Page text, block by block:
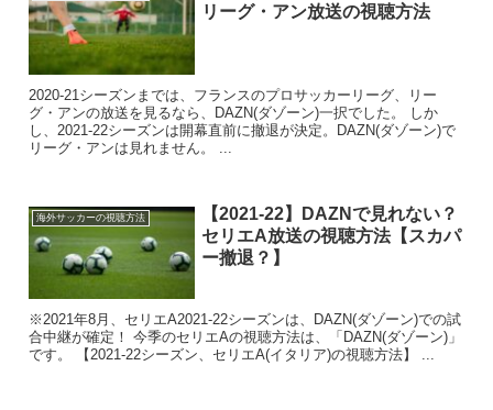
リーグ・アン放送の視聴方法
2020-21シーズンまでは、フランスのプロサッカーリーグ、リー
グ・アンの放送を見るなら、DAZN(ダゾーン)一択でした。 しか
し、2021-22シーズンは開幕直前に撤退が決定。DAZN(ダゾーン)で
リーグ・アンは見れません。 ...
海外サッカーの視聴方法
【2021-22】DAZNで見れない？
セリエA放送の視聴方法【スカパ
ー撤退？】
※2021年8月、セリエA2021-22シーズンは、DAZN(ダゾーン)での試
合中継が確定！ 今季のセリエAの視聴方法は、「DAZN(ダゾーン)」
です。 【2021-22シーズン、セリエA(イタリア)の視聴方法】 ...